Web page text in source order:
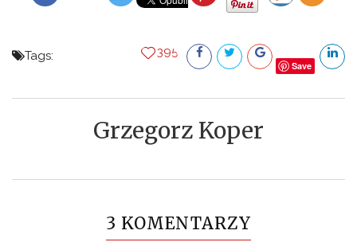
Tags: 395
Save
Grzegorz Koper
3 KOMENTARZY